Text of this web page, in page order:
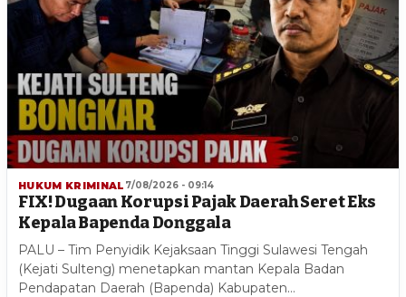
HUKUM KRIMINAL 7/08/2026 - 09:14
FIX! Dugaan Korupsi Pajak Daerah Seret Eks
Kepala Bapenda Donggala
PALU – Tim Penyidik Kejaksaan Tinggi Sulawesi Tengah
(Kejati Sulteng) menetapkan mantan Kepala Badan
Pendapatan Daerah (Bapenda) Kabupaten…